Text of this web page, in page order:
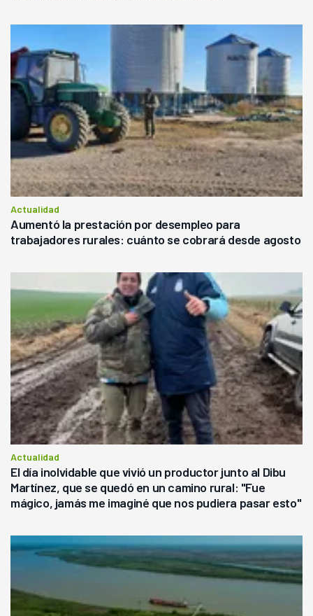
Actualidad
Aumentó la prestación por desempleo para
trabajadores rurales: cuánto se cobrará desde agosto
Actualidad
El día inolvidable que vivió un productor junto al Dibu
Martínez, que se quedó en un camino rural: "Fue
mágico, jamás me imaginé que nos pudiera pasar esto"